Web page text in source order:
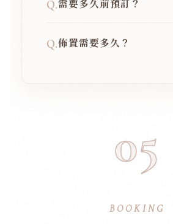
Q.需要多久前預訂？
及花材準備。
Q.佈置需要多久？
05
BOOKING